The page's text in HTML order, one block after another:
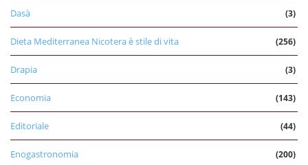
Dasà (3)
Dieta Mediterranea Nicotera è stile di vita (256)
Drapia (3)
Economia (143)
Editoriale (44)
Enogastronomia (200)